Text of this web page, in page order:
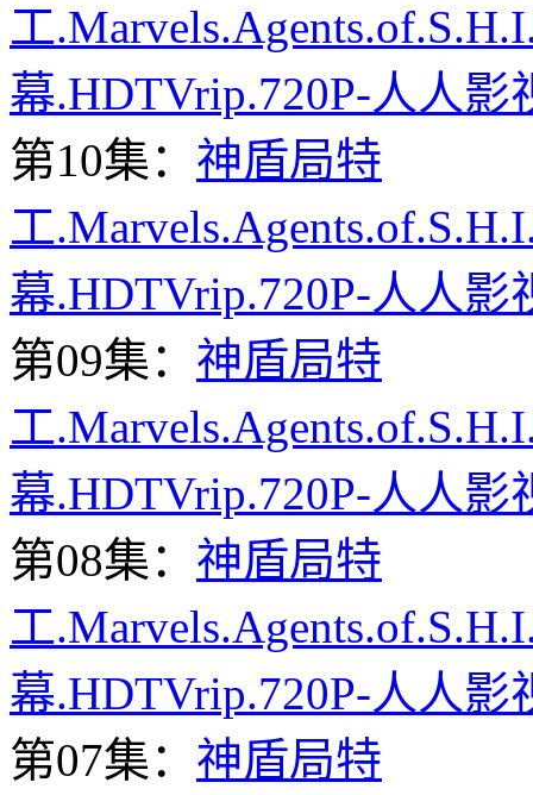
工
幕.HDTVrip.720P-人人影
第10集： 神盾局特
工
幕.HDTVrip.720P-人人影
第09集： 神盾局特
工
幕.HDTVrip.720P-人人影
第08集： 神盾局特
工
幕.HDTVrip.720P-人人影
第07集： 神盾局特